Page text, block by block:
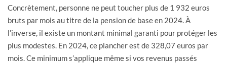
Concrètement, personne ne peut toucher plus de 1 932 euros
bruts par mois au titre de la pension de base en 2024. À
l’inverse, il existe un montant minimal garanti pour protéger les
plus modestes. En 2024, ce plancher est de 328,07 euros par
mois. Ce minimum s’applique même si vos revenus passés